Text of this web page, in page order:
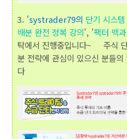
3. 'systrader79의 단기 시스
배분 완전 정복 강의', '팩터 백
탁에서 진행중입니다~ 주식
분 전략에 관심이 있으신 분들
다